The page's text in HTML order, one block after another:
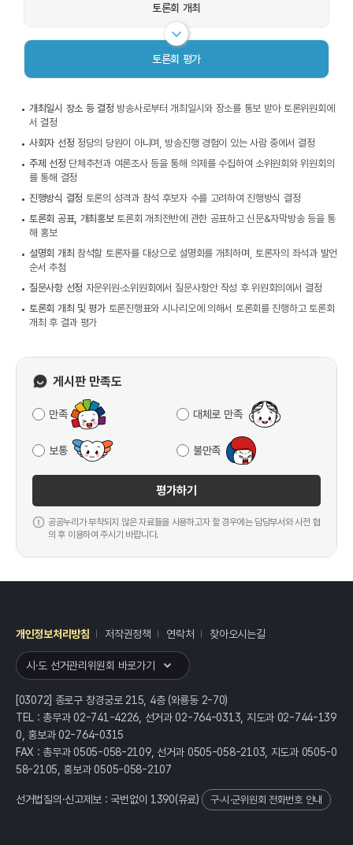
토론회 개최
토론회 평가
개최일시 장소 등 결정 방송사로부터 개최일시와 장소를 통보 받아 토론위원회에
서 결정
사회자 선정 정당의 당원이 아니며, 방송진행 경험이 있는 사람 중에서 결정
주제 선정 단체추천과 여론조사 등을 통해 의제를 수집하여 소위원회와 위원회의
를 통해 결정
진행방식 결정 토론의 성격과 참석 후보자 수를 고려하여 진행방식 결정
토론회 공표, 개최홍보토론회 개최전반에 관한 공표하고 신문&자막방송 등을 통
해 홍보
설명회 개최 참석할 토론자를 대상으로 설명회를 개최하며, 토론자의 좌석과 발언
순서 추첨
질문사항 선정 자문위원·소위원회에서 질문사항안 작성 후 위원회의에서 결정
토론회 개최 및 평가토론진행표와 시나리오에 의해서 토론회를 진행하고 토론회
개최 후 결과 평가
게시판 만족도
만족 대체로 만족
보통 불만족
평가하기
공공누리가 부착되지 않은 자료들을 사용하고자 할 경우에는 담당부서와 사전 협
의 후 이용하여 주시기 바랍니다.
개인정보처리방침 저작권정책 연락처 찾아오시는길
시·도 선거관리위원회 바로가기
[03072] 종로구 창경궁로 215, 4층 (와룡동 2-70)
TEL : 총무과 02-741-4226, 선거과 02-764-0313, 지도과 02-744-139
0, 홍보과 02-764-0315
FAX : 총무과 0505-058-2109, 선거과 0505-058-2103, 지도과 0505-0
58-2105, 홍보과 0505-058-2107
선거법질의·신고제보 : 국번없이 1390(유료) 구·시·군위원회 전화번호 안내